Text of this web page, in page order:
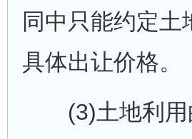
同中只能约定
具体出让价格。
(3)土地利用